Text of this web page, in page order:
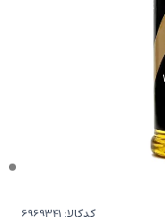
کدکالا: